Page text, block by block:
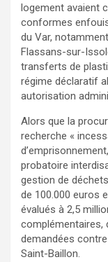
logement avaient
conformes
du Var,
Flassans-sur-
transferts de
régime déclaratif
autorisation
Alors que la
recherche «
probatoire
gestion de
de 100.000 euros
évalués à 2,5
complémentaires,
demandées
Saint-Baillon.